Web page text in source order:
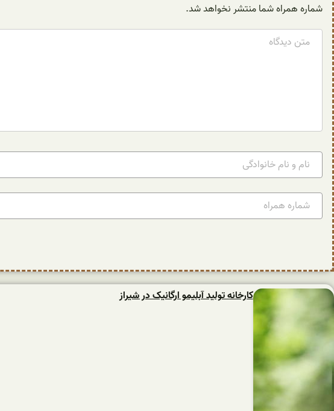
شماره همراه شما منتشر نخواهد شد.
کارخانه تولید آبلیمو ارگانیک در شیراز